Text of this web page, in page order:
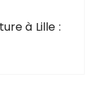
à Lille :